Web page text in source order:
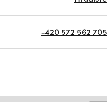
+420 572 562 705